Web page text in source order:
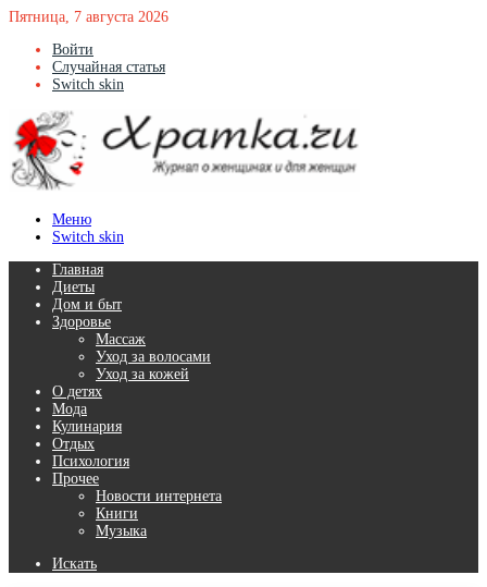
Пятница, 7 августа 2026
Войти
Случайная статья
Switch skin
Меню
Switch skin
Главная
Диеты
Дом и быт
Здоровье
Массаж
Уход за волосами
Уход за кожей
О детях
Мода
Кулинария
Отдых
Психология
Прочее
Новости интернета
Книги
Музыка
Искать